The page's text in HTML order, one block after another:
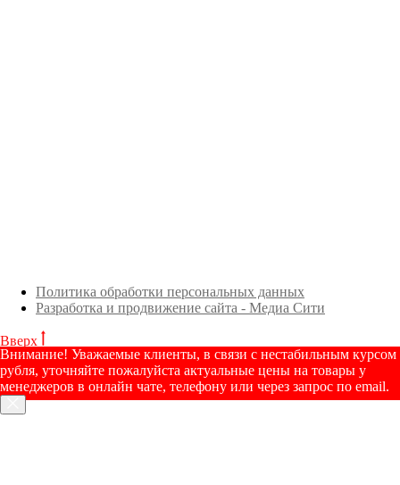
Политика обработки персональных данных
Разработка и продвижение сайта - Медиа Сити
Вверх
Внимание! Уважаемые клиенты, в связи с нестабильным курсом
рубля, уточняйте пожалуйста актуальные цены на товары у
менеджеров в онлайн чате, телефону или через запрос по email.